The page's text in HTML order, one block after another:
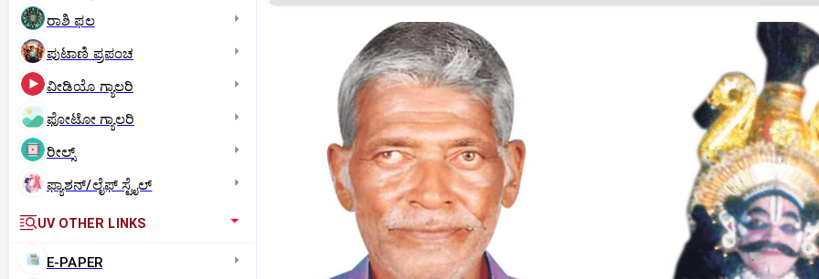
ರಾಶಿ ಫಲ
ಪುಟಾಣಿ ಪ್ರಪಂಚ
ವೀಡಿಯೊ ಗ್ಯಾಲರಿ
ಫೋಟೋ ಗ್ಯಾಲರಿ
ರೀಲ್ಸ್
ಫ್ಯಾಶನ್/ಲೈಫ್‌ ಸ್ಟೈಲ್
UV OTHER LINKS
E-PAPER